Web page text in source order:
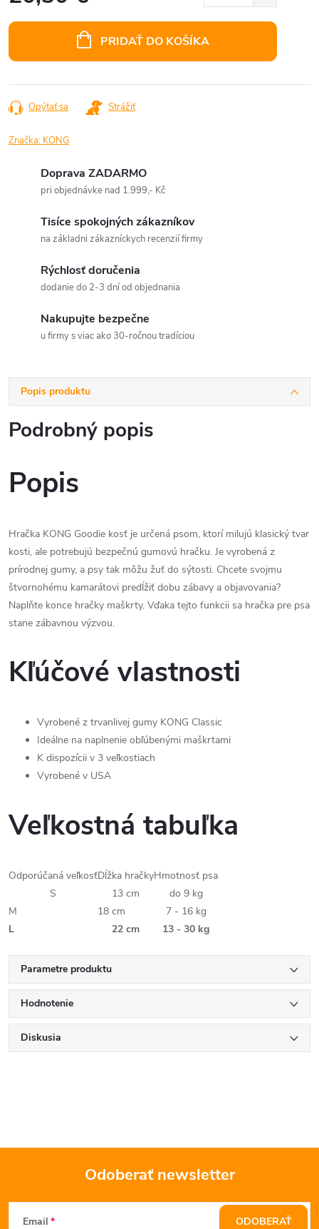
PRIDAŤ DO KOŠÍKA
Opýtať sa Strážiť
Značka: KONG
Doprava ZADARMO
pri objednávke nad 1.999,- Kč
Tisíce spokojných zákazníkov
na základni zákazníckych recenzií firmy
Rýchlosť doručenia
dodanie do 2-3 dní od objednania
Nakupujte bezpečne
u firmy s viac ako 30-ročnou tradíciou
Popis produktu
Podrobný popis
Popis
Hračka KONG Goodie kosť je určená psom, ktorí milujú klasický tvar
kosti, ale potrebujú bezpečnú gumovú hračku. Je vyrobená z
prírodnej gumy, a psy tak môžu žuť do sýtosti. Chcete svojmu
štvornohému kamarátovi predĺžiť dobu zábavy a objavovania?
Naplňte konce hračky maškrty. Vďaka tejto funkcii sa hračka pre psa
stane zábavnou výzvou.
Kľúčové vlastnosti
Vyrobené z trvanlivej gumy KONG Classic
Ideálne na naplnenie obľúbenými maškrtami
K dispozícii v 3 veľkostiach
Vyrobené v USA
Veľkostná tabuľka
Odporúčaná veľkosťDĺžka hračkyHmotnosť psa
S
13 cm
do 9 kg
M
18 cm
7 - 16 kg
L
22 cm 13 - 30 kg
Parametre produktu
Hodnotenie
Diskusia
Z
Odoberať newsletter
Email ODOBERAŤ